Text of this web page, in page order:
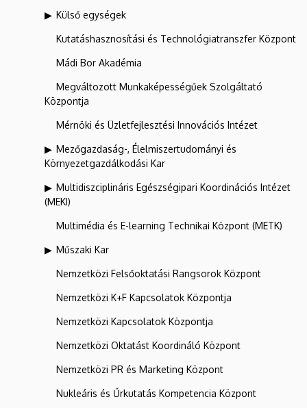
Külső egységek
Kutatáshasznosítási és Technológiatranszfer Központ
Mádi Bor Akadémia
Megváltozott Munkaképességűek Szolgáltató
Központja
Mérnöki és Üzletfejlesztési Innovációs Intézet
Mezőgazdaság-, Élelmiszertudományi és
Környezetgazdálkodási Kar
Multidiszciplináris Egészségipari Koordinációs Intézet
(MEKI)
Multimédia és E-learning Technikai Központ (METK)
Műszaki Kar
Nemzetközi Felsőoktatási Rangsorok Központ
Nemzetközi K+F Kapcsolatok Központja
Nemzetközi Kapcsolatok Központja
Nemzetközi Oktatást Koordináló Központ
Nemzetközi PR és Marketing Központ
Nukleáris és Űrkutatás Kompetencia Központ